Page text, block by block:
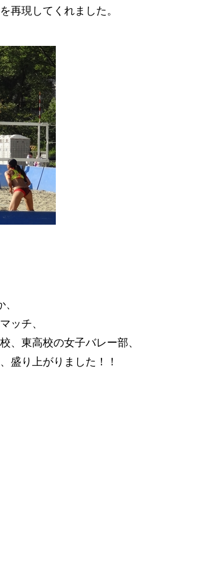
再現してくれました。
ッチ、
、東高校の女子バレー部、
盛り上がりました！！